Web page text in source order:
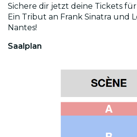
Sichere dir jetzt deine Tickets für
Ein Tribut an Frank Sinatra und
Nantes!
Saalplan